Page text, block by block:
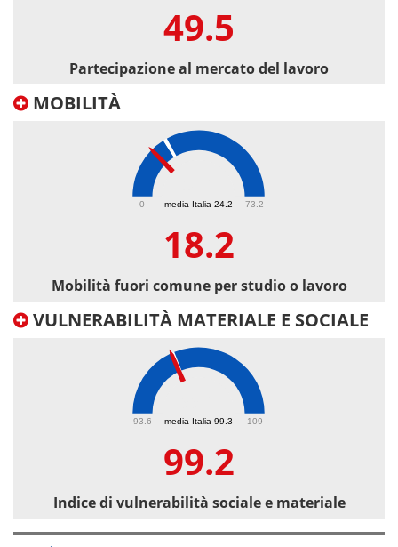
49.5
Partecipazione al mercato del lavoro
MOBILITÀ
media Italia 24.2
0 73.2
18.2
Mobilità fuori comune per studio o lavoro
VULNERABILITÀ MATERIALE E SOCIALE
media Italia 99.3
93.6 109
99.2
Indice di vulnerabilità sociale e materiale